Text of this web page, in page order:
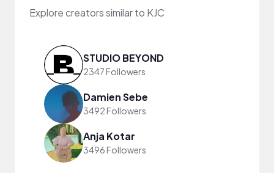
Explore creators similar to KJC
STUDIO BEYOND
2347 Followers
Damien Sebe
3492 Followers
Anja Kotar
3496 Followers